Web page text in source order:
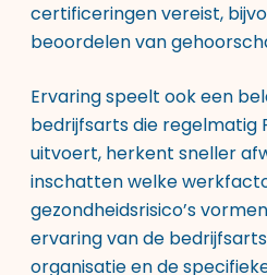
certificeringen vereist,
beoordelen van
Ervaring speelt ook een
bedrijfsarts die regelmatig
uitvoert, herkent sneller
inschatten welke
gezondheidsrisico’s
ervaring van de
organisatie en de